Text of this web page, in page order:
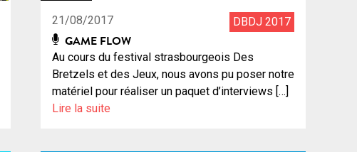
21/08/2017 DBDJ 2017
GAME FLOW
Au cours du festival strasbourgeois Des
Bretzels et des Jeux, nous avons pu poser notre
matériel pour réaliser un paquet d’interviews […]
Lire la suite